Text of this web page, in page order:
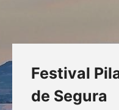
Festival
de Segura